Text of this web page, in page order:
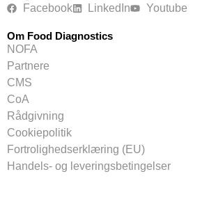
Facebook
LinkedIn Youtube
Om Food Diagnostics
NOFA
Partnere
CMS
CoA
Rådgivning
Cookiepolitik
Fortrolighedserklæring (EU)
Handels- og leveringsbetingelser